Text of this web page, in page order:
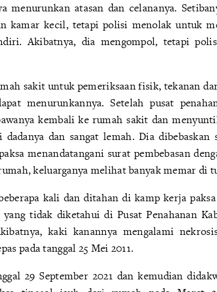
menurunkan atasan dan celananya.
kamar kecil, tetapi polisi menolak untuk
Akibatnya, dia mengompol, tetapi
sakit untuk pemeriksaan fisik, tekanan
menurunkannya. Setelah pusat
kembali ke rumah sakit dan
dan sangat lemah. Dia
menandatangani surat pembebasan
keluarganya melihat banyak memar di
kali dan ditahan di kamp kerja
tidak diketahui di Pusat Penahanan
kaki kanannya mengalami
pada tanggal 25 Mei 2011.
29 September 2021 dan kemudian